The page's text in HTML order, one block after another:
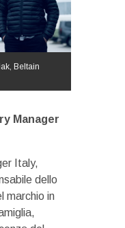
Beltain
Manager
Italy,
dello
marchio in